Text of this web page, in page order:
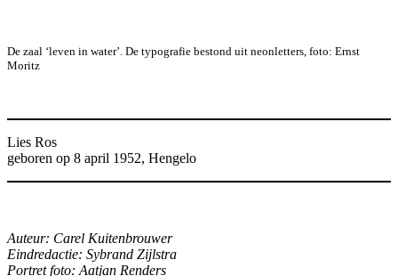
De zaal ‘leven in water’. De typografie bestond uit neonletters, foto: Ernst
Moritz
Lies Ros
geboren op 8 april 1952, Hengelo
Auteur: Carel Kuitenbrouwer
Eindredactie: Sybrand Zijlstra
Portret foto: Aatjan Renders